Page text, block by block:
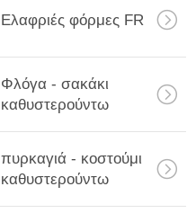
Ελαφριές φόρμες FR
Φλόγα - σακάκι
καθυστερούντω
πυρκαγιά - κοστούμι
καθυστερούντω